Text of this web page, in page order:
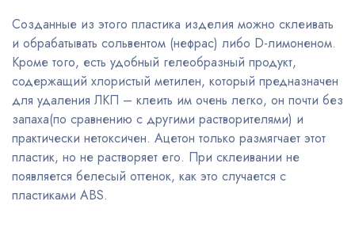
Созданные из этого пластика изделия можно склеивать
и обрабатывать сольвентом (нефрас) либо D-лимоненом.
Кроме того, есть удобный гелеобразный продукт,
содержащий хлористый метилен, который предназначен
для удаления ЛКП – клеить им очень легко, он почти без
запаха(по сравнению с другими растворителями) и
практически нетоксичен. Ацетон только размягчает этот
пластик, но не растворяет его. При склеивании не
появляется белесый оттенок, как это случается с
пластиками ABS.